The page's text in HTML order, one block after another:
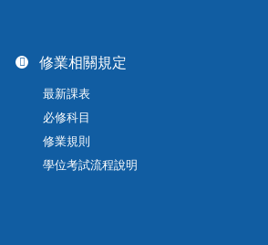
修業相關規定
最新課表
必修科目
修業規則
學位考試流程說明